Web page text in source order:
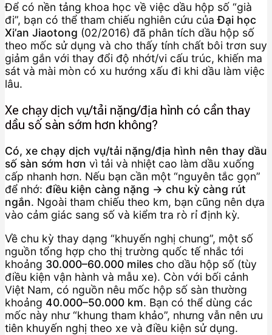
Để có nền tảng khoa học về việc dầu hộp số “già
đi”, bạn có thể tham chiếu nghiên cứu củaĐại học
Xi’an Jiaotong (02/2016) đã phân tích dầu hộp số
theo mốc sử dụng và cho thấy tính chất bôi trơn suy
giảm gắn với thay đổi độ nhớt/vi cấu trúc, khiến ma
sát và mài mòn có xu hướng xấu đi khi dầu làm việc
lâu.
Xe chạy dịch vụ/tải nặng/địa hình có cần thay
dầu số sàn sớm hơn không?
Có, xe chạy dịch vụ/tải nặng/địa hình nên thay dầu
số sàn sớm hơn vì tải và nhiệt cao làm dầu xuống
cấp nhanh hơn. Nếu bạn cần một “nguyên tắc gọn”
để nhớ: điều kiện càng nặng → chu kỳ càng rút
ngắn. Ngoài tham chiếu theo km, bạn cũng nên dựa
vào cảm giác sang số và kiểm tra rò rỉ định kỳ.
Về chu kỳ thay dạng “khuyến nghị chung”, một số
nguồn tổng hợp cho thị trường quốc tế nhắc tới
khoảng 30.000–60.000 miles cho dầu hộp số (tùy
điều kiện vận hành và mẫu xe). Còn với bối cảnh
Việt Nam, có nguồn nêu mốc hộp số sàn thường
khoảng 40.000–50.000 km. Bạn có thể dùng các
mốc này như “khung tham khảo”, nhưng vẫn nên ưu
tiên khuyến nghị theo xe và điều kiện sử dụng.